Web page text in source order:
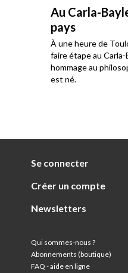
Au Carla-
pays
À une heure de
faire étape au
hommage au
est né.
Se connecter
Créer un compte
Newsletters
Qui sommes-nous ?
Abonnements (boutique)
FAQ - aide en ligne